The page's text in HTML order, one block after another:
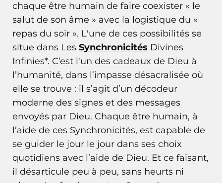
chaque être humain de faire coexister « le
salut de son âme » avec la logistique du «
repas du soir ». L'une de ces possibilités se
situe dans Les Synchronicités Divines
Infinies*. C’est l'un des cadeaux de Dieu à
l’humanité, dans l’impasse désacralisée où
elle se trouve : il s’agit d’un décodeur
moderne des signes et des messages
envoyés par Dieu. Chaque être humain, à
l’aide de ces Synchronicités, est capable de
se guider le jour le jour dans ses choix
quotidiens avec l’aide de Dieu. Et ce faisant,
il désarticule peu à peu, sans heurts ni